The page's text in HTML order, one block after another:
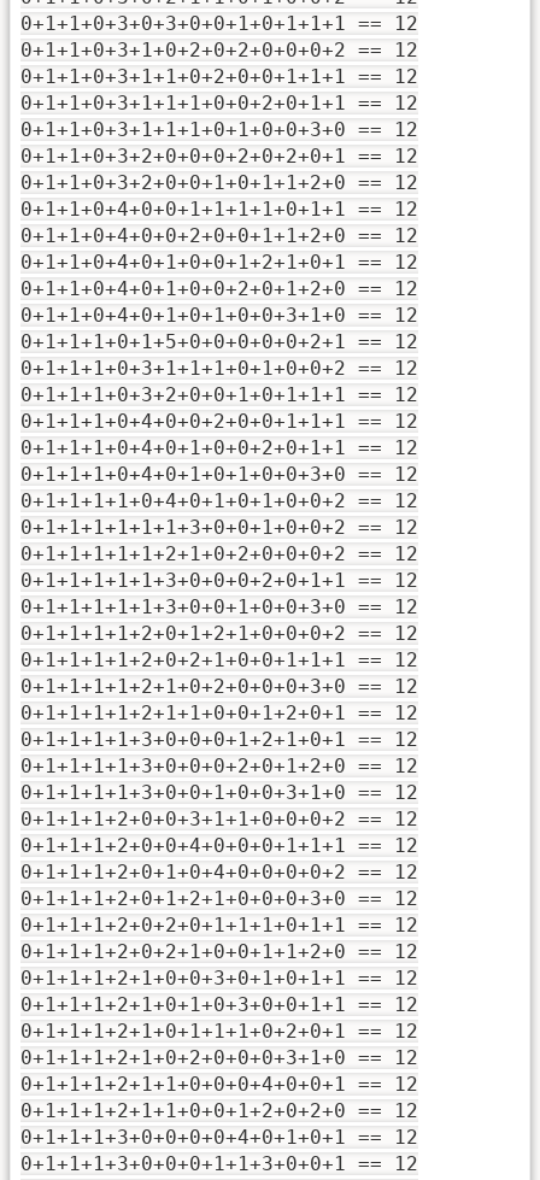
0+1+1+0+3+0+3+0+0+1+0+1+1+1 == 12
0+1+1+0+3+1+0+2+0+2+0+0+0+2 == 12
0+1+1+0+3+1+1+0+2+0+0+1+1+1 == 12
0+1+1+0+3+1+1+1+0+0+2+0+1+1 == 12
0+1+1+0+3+1+1+1+0+1+0+0+3+0 == 12
0+1+1+0+3+2+0+0+0+2+0+2+0+1 == 12
0+1+1+0+3+2+0+0+1+0+1+1+2+0 == 12
0+1+1+0+4+0+0+1+1+1+1+0+1+1 == 12
0+1+1+0+4+0+0+2+0+0+1+1+2+0 == 12
0+1+1+0+4+0+1+0+0+1+2+1+0+1 == 12
0+1+1+0+4+0+1+0+0+2+0+1+2+0 == 12
0+1+1+0+4+0+1+0+1+0+0+3+1+0 == 12
0+1+1+1+0+1+5+0+0+0+0+0+2+1 == 12
0+1+1+1+0+3+1+1+1+0+1+0+0+2 == 12
0+1+1+1+0+3+2+0+0+1+0+1+1+1 == 12
0+1+1+1+0+4+0+0+2+0+0+1+1+1 == 12
0+1+1+1+0+4+0+1+0+0+2+0+1+1 == 12
0+1+1+1+0+4+0+1+0+1+0+0+3+0 == 12
0+1+1+1+1+0+4+0+1+0+1+0+0+2 == 12
0+1+1+1+1+1+1+3+0+0+1+0+0+2 == 12
0+1+1+1+1+1+2+1+0+2+0+0+0+2 == 12
0+1+1+1+1+1+3+0+0+0+2+0+1+1 == 12
0+1+1+1+1+1+3+0+0+1+0+0+3+0 == 12
0+1+1+1+1+2+0+1+2+1+0+0+0+2 == 12
0+1+1+1+1+2+0+2+1+0+0+1+1+1 == 12
0+1+1+1+1+2+1+0+2+0+0+0+3+0 == 12
0+1+1+1+1+2+1+1+0+0+1+2+0+1 == 12
0+1+1+1+1+3+0+0+0+1+2+1+0+1 == 12
0+1+1+1+1+3+0+0+0+2+0+1+2+0 == 12
0+1+1+1+1+3+0+0+1+0+0+3+1+0 == 12
0+1+1+1+2+0+0+3+1+1+0+0+0+2 == 12
0+1+1+1+2+0+0+4+0+0+0+1+1+1 == 12
0+1+1+1+2+0+1+0+4+0+0+0+0+2 == 12
0+1+1+1+2+0+1+2+1+0+0+0+3+0 == 12
0+1+1+1+2+0+2+0+1+1+1+0+1+1 == 12
0+1+1+1+2+0+2+1+0+0+1+1+2+0 == 12
0+1+1+1+2+1+0+0+3+0+1+0+1+1 == 12
0+1+1+1+2+1+0+1+0+3+0+0+1+1 == 12
0+1+1+1+2+1+0+1+1+1+0+2+0+1 == 12
0+1+1+1+2+1+0+2+0+0+0+3+1+0 == 12
0+1+1+1+2+1+1+0+0+0+4+0+0+1 == 12
0+1+1+1+2+1+1+0+0+1+2+0+2+0 == 12
0+1+1+1+3+0+0+0+0+4+0+1+0+1 == 12
0+1+1+1+3+0+0+0+1+1+3+0+0+1 == 12